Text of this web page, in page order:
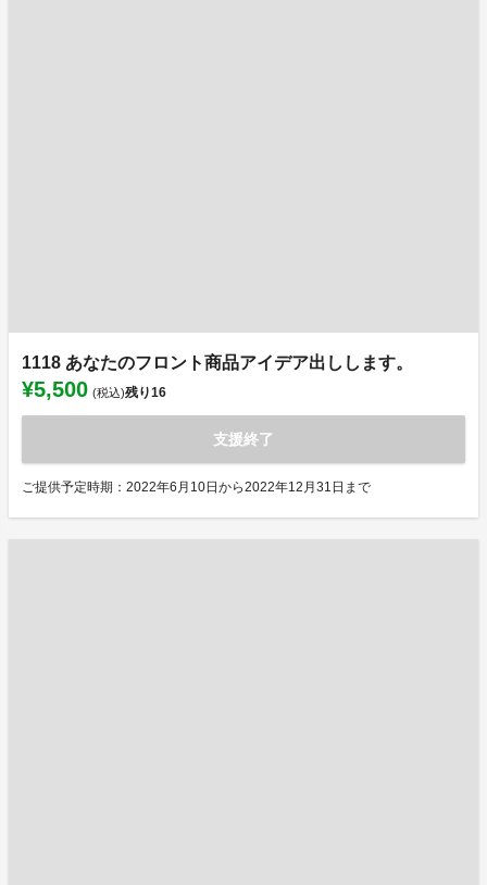
1118 あなたのフロント商品アイデア出しします。
¥5,500 (税込)残り16
支援終了
ご提供予定時期：2022年6月10日から2022年12月31日まで